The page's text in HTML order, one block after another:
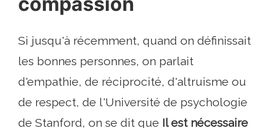
Si jusqu'à récemment, quand on définissait
les bonnes personnes, on parlait
d'empathie, de réciprocité, d'altruisme ou
de respect, de l'Université de psychologie
de Stanford, on se dit que Il est nécessaire